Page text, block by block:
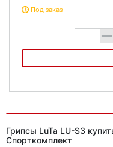
Под заказ
-
Грипсы LuTa LU-S3
Спорткомплект